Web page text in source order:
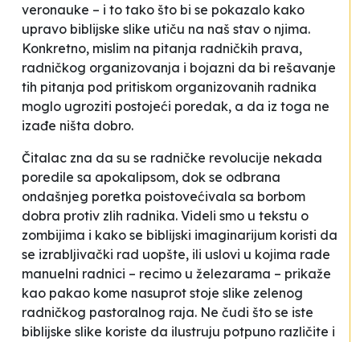
veronauke – i to tako što bi se pokazalo kako
upravo biblijske slike utiču na naš stav o njima.
Konkretno, mislim na pitanja radničkih prava,
radničkog organizovanja i bojazni da bi rešavanje
tih pitanja pod pritiskom organizovanih radnika
moglo ugroziti postojeći poredak, a da iz toga ne
izađe ništa dobro.
Čitalac zna da su se radničke revolucije nekada
poredile sa apokalipsom, dok se odbrana
ondašnjeg poretka poistovećivala sa borbom
dobra protiv zlih radnika. Videli smo u tekstu o
zombijima i kako se biblijski imaginarijum koristi da
se izrabljivački rad uopšte, ili uslovi u kojima rade
manuelni radnici – recimo u železarama – prikaže
kao pakao kome nasuprot stoje slike zelenog
radničkog pastoralnog raja. Ne čudi što se iste
biblijske slike koriste da ilustruju potpuno različite i